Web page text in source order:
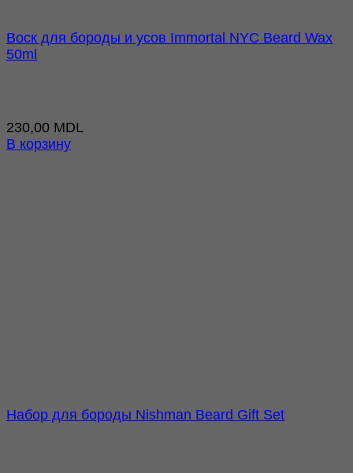
Воск для бороды и усов Immortal NYC Beard Wax
50ml
230,00 MDL
В корзину
Набор для бороды Nishman Beard Gift Set